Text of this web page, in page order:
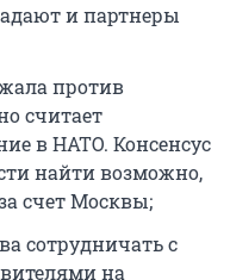
и партнеры
против
считает
в НАТО. Консенсус
найти возможно,
счет Москвы;
сотрудничать с
на